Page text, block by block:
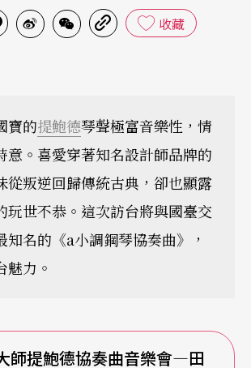
收藏
寶的提鮑德琴聲極富音樂性，情
意。喜愛穿著知名設計師品牌的
從叛逆回歸傳統古典，卻也顯露
玩世不恭。這次訪台將與國臺交
知名的《a小調鋼琴協奏曲》，
魅力。
師提鮑德協奏曲音樂會—田